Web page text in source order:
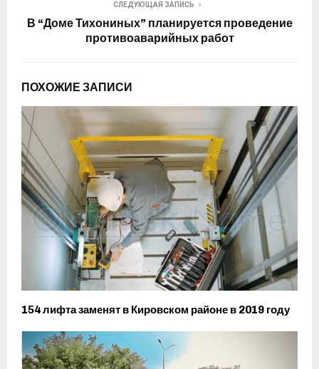
СЛЕДУЮЩАЯ ЗАПИСЬ
В “Доме Тихониных” планируется проведение
противоаварийных работ
ПОХОЖИЕ ЗАПИСИ
154 лифта заменят в Кировском районе в 2019 году